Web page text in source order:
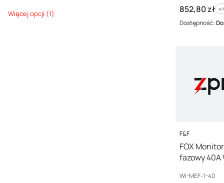
Wysyłka w
Więcej opcji (1) Cena brutto
852,80 zł w
w
Dostępność:
PRODUCENT
F&F
FOX
fazowy 40A
Kod producenta
WI-MEF-1-40